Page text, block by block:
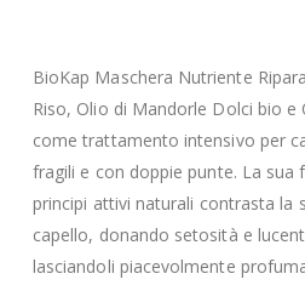
BioKap Maschera Nutriente
Riso, Olio di Mandorle Dolci bio e
come trattamento intensivo per
fragili e con doppie punte. La sua
principi attivi naturali contrasta la
capello, donando setosità e
lasciandoli piacevolmente